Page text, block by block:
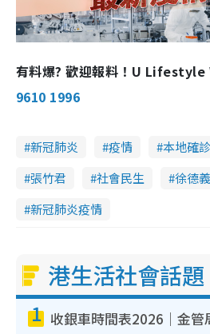
有料爆? 歡迎報料！U
9610 1996
新冠肺炎 疫情 本地確診
張竹君
社會民生 徐德義
新冠肺炎疫情
港生活社會話題
1